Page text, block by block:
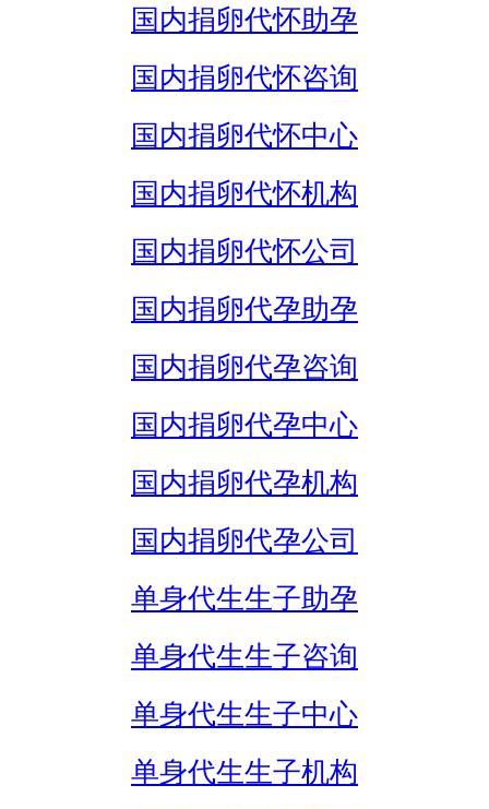
国内捐卵代怀助孕
国内捐卵代怀咨询
国内捐卵代怀中心
国内捐卵代怀机构
国内捐卵代怀公司
国内捐卵代孕助孕
国内捐卵代孕咨询
国内捐卵代孕中心
国内捐卵代孕机构
国内捐卵代孕公司
单身代生生子助孕
单身代生生子咨询
单身代生生子中心
单身代生生子机构